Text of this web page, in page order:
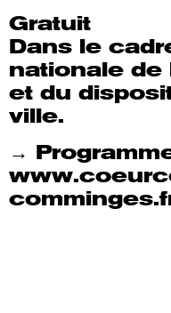
Gratuit
Dans le
nationale de
et du
ville.
→